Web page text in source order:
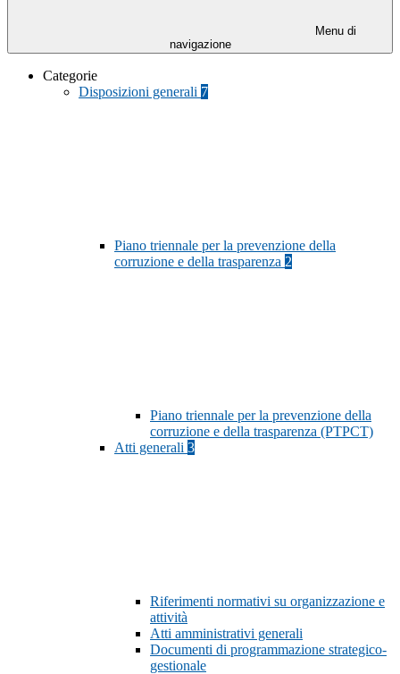
Menu di
navigazione
Categorie
Disposizioni generali 7
Piano triennale per la prevenzione della
corruzione e della trasparenza 2
Piano triennale per la prevenzione della
corruzione e della trasparenza (PTPCT)
Atti generali 3
Riferimenti normativi su organizzazione e
attività
Atti amministrativi generali
Documenti di programmazione strategico-
gestionale